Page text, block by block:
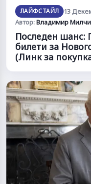
ЛАЙФСТАЙЛ
13
Автор:Владимир
Последен шанс:
билети за
(Линк за